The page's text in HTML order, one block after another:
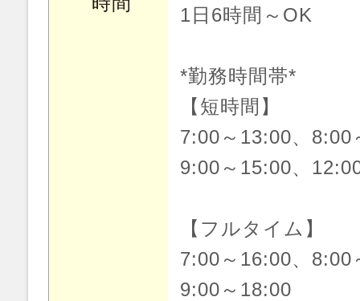
1日6時間～OK
*勤務時間帯*
【短時間】
7:00～13:00、8:00
9:00～15:00、
【フルタイム】
7:00～16:00、8:00
9:00～18:00